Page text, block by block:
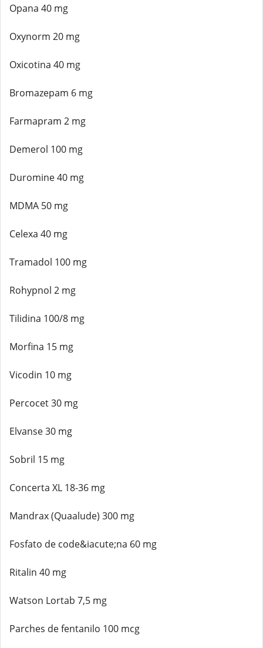
Opana 40 mg
Oxynorm 20 mg
Oxicotina 40 mg
Bromazepam 6 mg
Farmapram 2 mg
Demerol 100 mg
Duromine 40 mg
MDMA 50 mg
Celexa 40 mg
Tramadol 100 mg
Rohypnol 2 mg
Tilidina 100/8 mg
Morfina 15 mg
Vicodin 10 mg
Percocet 30 mg
Elvanse 30 mg
Sobril 15 mg
Concerta XL 18-36 mg
Mandrax (Quaalude) 300 mg
Fosfato de code&iacute;na 60 mg
Ritalin 40 mg
Watson Lortab 7,5 mg
Parches de fentanilo 100 mcg